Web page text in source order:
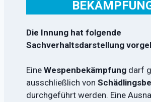
Die Innung hat folgende
Sachverhaltsdarstellung
Eine Wespenbekämpfung darf
ausschließlich von
durchgeführt werden. Eine